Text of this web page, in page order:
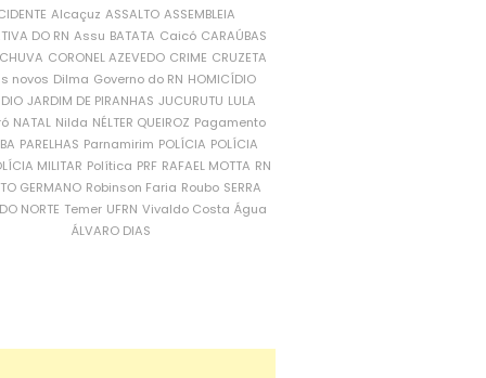
Alcaçuz ASSALTO ASSEMBLEIA
DO RN Assu BATATA Caicó CARAÚBAS
CORONEL AZEVEDO CRIME CRUZETA
novos Dilma Governo do RN HOMICÍDIO
JARDIM DE PIRANHAS JUCURUTU LULA
NATAL Nilda NÉLTER QUEIROZ Pagamento
PARELHAS Parnamirim POLÍCIA POLÍCIA
MILITAR Política PRF RAFAEL MOTTA RN
GERMANO Robinson Faria Roubo SERRA
NORTE Temer UFRN Vivaldo Costa Água
ÁLVARO DIAS